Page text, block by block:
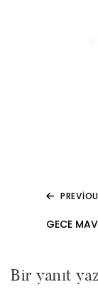
GECE
Bir yanıt